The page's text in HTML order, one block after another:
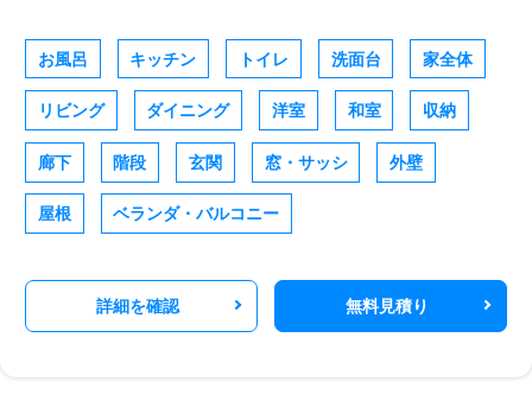
お風呂 キッチン トイレ 洗面台 家全体
リビング ダイニング 洋室 和室 収納
廊下 階段 玄関 窓・サッシ 外壁
屋根 ベランダ・バルコニー
詳細を確認 無料見積り